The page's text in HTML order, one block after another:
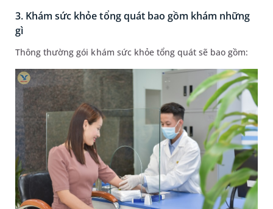
3. Khám sức khỏe tổng quát bao gồm khám những
gì
Thông thường gói khám sức khỏe tổng quát sẽ bao gồm: